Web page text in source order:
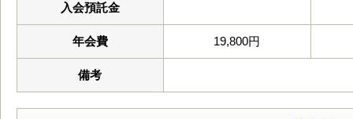
入会預託金
年会費 19,800円
備考